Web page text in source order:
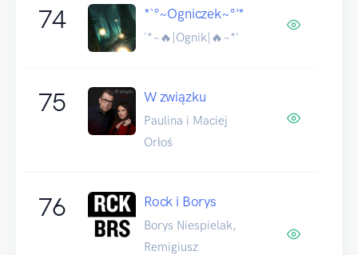
74 *`°~Ogniczek~°'*
`*~🔥|Ognik|🔥~*'
75 W związku
Paulina i Maciej
Orłoś
76 Rock i Borys
Borys Niespielak,
Remigiusz